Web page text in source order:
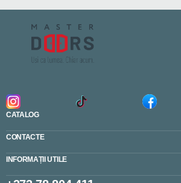
CATALOG
CONTACTE
INFORMAȚII UTILE